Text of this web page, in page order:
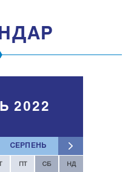
СЕРПЕНЬ
2022
ПТ СБ НД